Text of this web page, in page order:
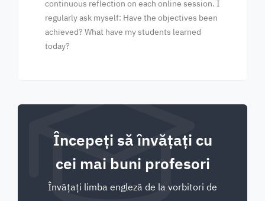
continuous reflection on each online session. I
regularly ask myself: Have the objectives been
achieved? What have my students learned
today?
Începeți să învățați cu
cei mai buni profesori
Învățați limba engleză de la vorbitori de